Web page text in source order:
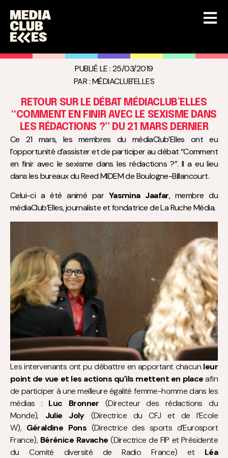
PUBLIÉ LE :25/03/2019
PAR :MÉDIACLUB'ELLES
RETOUR SUR LE DÉBAT MÉDIACLUB’ELLES
“COMMENT EN FINIR AVEC LE SEXISME DANS
LES RÉDACTIONS ?” DU 21 MARS DERNIER
Ce 21 mars, les membres du médiaClub’Elles ont eu
l’opportunité d’assister et de participer au débat “Comment
en finir avec le sexisme dans les rédactions ?”. Il a eu lieu
dans les bureaux du Reed MIDEM de Boulogne-Billancourt.
Celui-ci a été animé par Yasmina Jaafar, membre du
médiaClub’Elles, journaliste et fondatrice de La Ruche Média.
Les intervenants ont pu débattre en apportant chacun leur
point de vue et les actions qu’ils mettent en placeafin
de participer à une meilleure égalité femme-homme dans les
médias : Luc Bronner (Directeur des rédactions du
Monde), Julie Joly(Directrice du CFJ et de l’Ecole
W), Géraldine Pons (Directrice des sports d’Eurosport
France), Bérénice Ravache (Directrice de FIP et Présidente
du Comité diversité de Radio France) et Léa